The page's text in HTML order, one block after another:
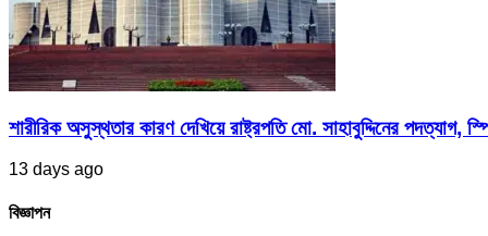
শারীরিক অসুস্থতার কারণ দেখিয়ে রাষ্ট্রপতি মো. সাহাবুদ্দিনের পদত্যাগ,
13 days ago
বিজ্ঞাপন